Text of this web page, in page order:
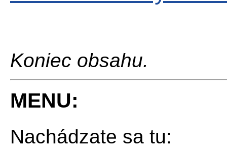
Koniec obsahu.
MENU:
Nachádzate sa tu: